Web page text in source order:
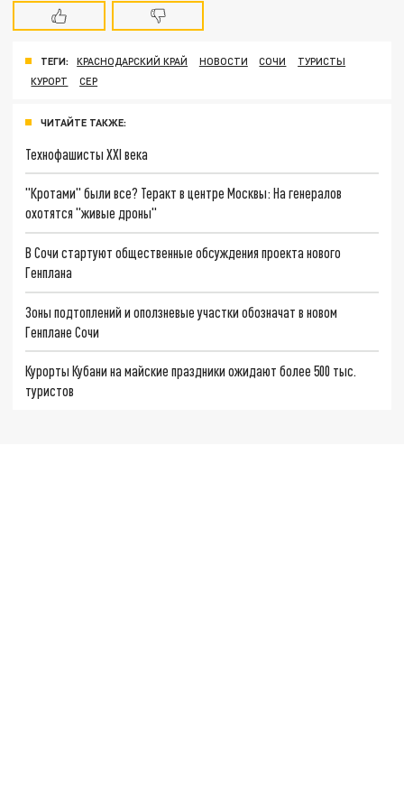
ТЕГИ: КРАСНОДАРСКИЙ КРАЙ НОВОСТИ СОЧИ
ТУРИСТЫ
КУРОРТ
СЕР
ЧИТАЙТЕ ТАКЖЕ:
Технофашисты XXI века
"Кротами" были все? Теракт в центре Москвы: На генералов
охотятся "живые дроны"
В Сочи стартуют общественные обсуждения проекта нового
Генплана
Зоны подтоплений и оползневые участки обозначат в новом
Генплане Сочи
Курорты Кубани на майские праздники ожидают более 500 тыс.
туристов